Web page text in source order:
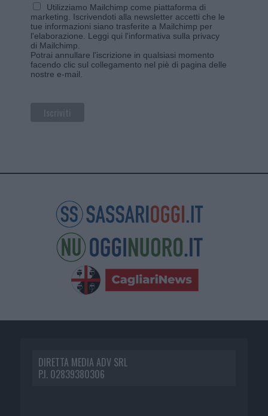
Utilizziamo Mailchimp come piattaforma di
marketing. Iscrivendoti alla newsletter accetti che le
tue informazioni siano trasferite a Mailchimp per
l'elaborazione. Leggi qui l'informativa sulla privacy
di Mailchimp
Potrai annullare l'iscrizione in qualsiasi momento
facendo clic sul collegamento nel piè di pagina delle
nostre e-mail.
DIRETTA MEDIA ADV SRL
P.I. 02839380306